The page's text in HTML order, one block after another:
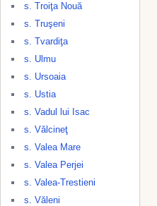
s. Troiţa Nouă
s. Truşeni
s. Tvardiţa
s. Ulmu
s. Ursoaia
s. Ustia
s. Vadul lui Isac
s. Vălcineţ
s. Valea Mare
s. Valea Perjei
s. Valea-Trestieni
s. Văleni